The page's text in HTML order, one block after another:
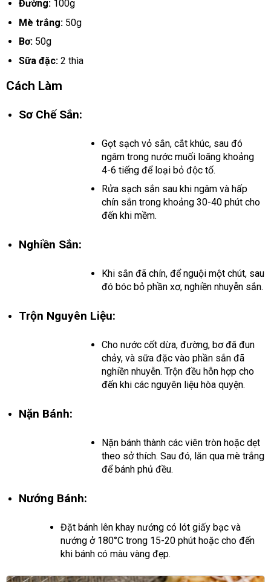
Đường:100g
Mè trắng:50g
Bơ:50g
Sữa đặc:2 thìa
Cách Làm
Sơ Chế Sắn:
Gọt sạch vỏ sắn, cắt khúc, sau đó
ngâm trong nước muối loãng khoảng
4-6 tiếng để loại bỏ độc tố.
Rửa sạch sắn sau khi ngâm và hấp
chín sắn trong khoảng 30-40 phút cho
đến khi mềm.
Nghiền Sắn:
Khi sắn đã chín, để nguội một chút, sau
đó bóc bỏ phần xơ, nghiền nhuyễn sắn.
Trộn Nguyên Liệu:
Cho nước cốt dừa, đường, bơ đã đun
chảy, và sữa đặc vào phần sắn đã
nghiền nhuyễn. Trộn đều hỗn hợp cho
đến khi các nguyên liệu hòa quyện.
Nặn Bánh:
Nặn bánh thành các viên tròn hoặc dẹt
theo sở thích. Sau đó, lăn qua mè trắng
để bánh phủ đều.
Nướng Bánh:
Đặt bánh lên khay nướng có lót giấy bạc và
nướng ở 180°C trong 15-20 phút hoặc cho đến
khi bánh có màu vàng đẹp.